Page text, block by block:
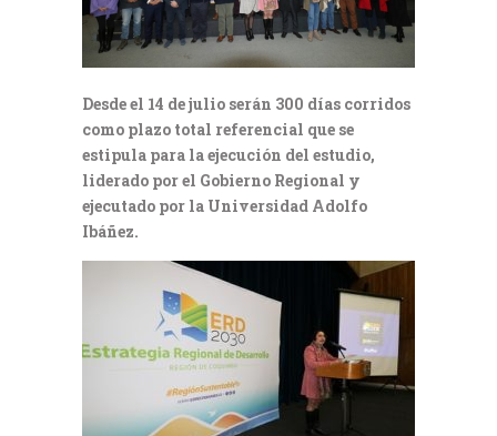
Desde el 14 de julio serán 300 días corridos
como plazo total referencial que se
estipula para la ejecución del estudio,
liderado por el Gobierno Regional y
ejecutado por la Universidad Adolfo
Ibáñez.